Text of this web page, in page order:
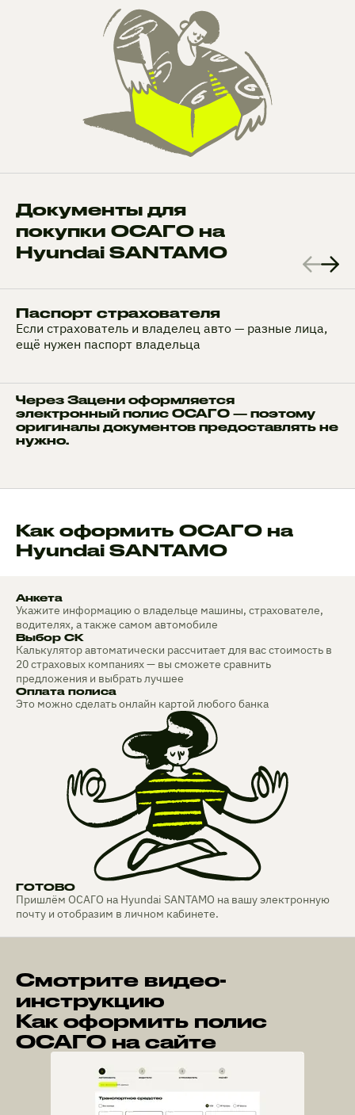
Документы для
покупки ОСАГО на
Hyundai SANTAMO
Паспорт страхователя
Если страхователь и владелец авто — разные лица,
ещё нужен паспорт владельца
Через Зацени оформляется
электронный полис ОСАГО — поэтому
оригиналы документов предоставлять не
нужно.
Как оформить ОСАГО на
Hyundai SANTAMO
Анкета
Укажите информацию о владельце машины, страхователе,
водителях, а также самом автомобиле
Выбор СК
Калькулятор автоматически рассчитает для вас стоимость в
20 страховых компаниях — вы сможете сравнить
предложения и выбрать лучшее
Оплата полиса
Это можно сделать онлайн картой любого банка
ГОТОВО
Пришлём ОСАГО на Hyundai SANTAMO на вашу электронную
почту и отобразим в личном кабинете.
Смотрите видео-
инструкцию
Как оформить полис
ОСАГО на сайте